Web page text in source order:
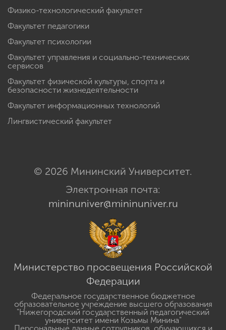
Физико-технологический факультет
Факультет педагогики
Факультет психологии
Факультет управления и социально-технических
сервисов
Факультет физической культуры, спорта и
безопасности жизнедеятельности
Факультет информационных технологий
Лингвистический факультет
© 2026 Мининский Университет.
Электронная почта:
mininuniver@mininuniver.ru
Министерство просвещения Российской
Федерации
Федеральное государственное бюджетное
образовательное учреждение высшего образования
"Нижегородский государственный педагогический
университет имени Козьмы Минина"
Персональные данные сотрудников, обучающихся и